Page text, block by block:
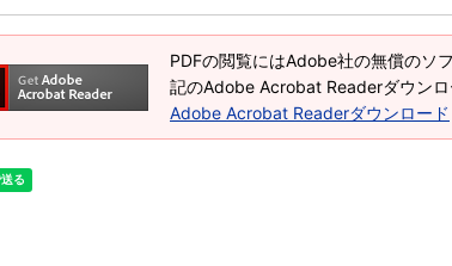
PDFの閲覧にはAdobe社の無償のソ
記のAdobe Acrobat Readerダウンロ
Adobe Acrobat Readerダウンロード